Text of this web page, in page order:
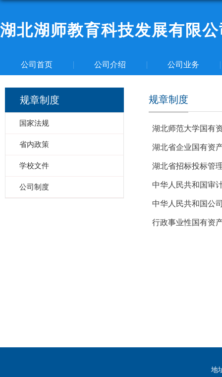
湖北湖师教育科技发展有限
公司首页 公司介绍 公司业务
规章制度
国家法规
省内政策
学校文件
公司制度
规章制度
湖北师范大学国有
湖北省企业国有资
湖北省招标投标管
中华人民共和国审
中华人民共和国公
行政事业性国有资
地